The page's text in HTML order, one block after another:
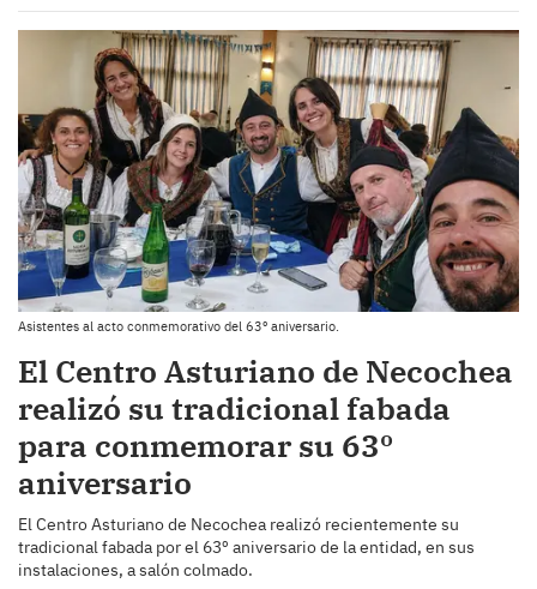
Asistentes al acto conmemorativo del 63º aniversario.
El Centro Asturiano de Necochea
realizó su tradicional fabada
para conmemorar su 63º
aniversario
El Centro Asturiano de Necochea realizó recientemente su
tradicional fabada por el 63º aniversario de la entidad, en sus
instalaciones, a salón colmado.